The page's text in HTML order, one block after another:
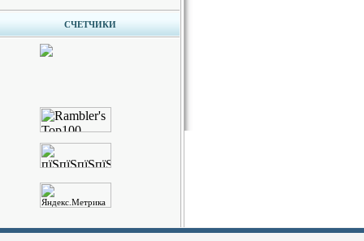
СЧЕТЧИКИ